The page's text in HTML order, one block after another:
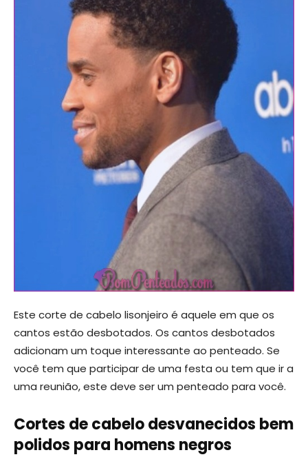
Este corte de cabelo lisonjeiro é aquele em que os
cantos estão desbotados. Os cantos desbotados
adicionam um toque interessante ao penteado. Se
você tem que participar de uma festa ou tem que ir a
uma reunião, este deve ser um penteado para você.
Cortes de cabelo desvanecidos bem
polidos para homens negros